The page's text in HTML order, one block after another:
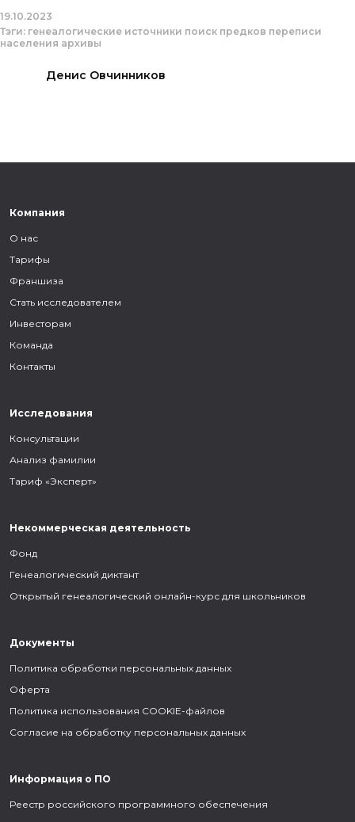
19.10.2023
Тэги: генеалогические источники поиск предков переписи
населения архивы
Денис Овчинников
Компания
О нас
Тарифы
Франшиза
Стать исследователем
Инвесторам
Команда
Контакты
Исследования
Консультации
Анализ фамилии
Тариф «Эксперт»
Некоммерческая деятельность
Фонд
Генеалогический диктант
Открытый генеалогический онлайн-курс для школьников
Документы
Политика обработки персональных данных
Оферта
Политика использования COOKIE-файлов
Согласие на обработку персональных данных
Информация о ПО
Реестр российского программного обеспечения